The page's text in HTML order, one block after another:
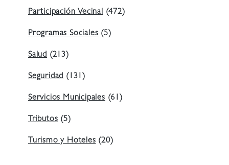
Participación Vecinal (472)
Programas Sociales (5)
Salud (213)
Seguridad (131)
Servicios Municipales (61)
Tributos (5)
Turismo y Hoteles (20)